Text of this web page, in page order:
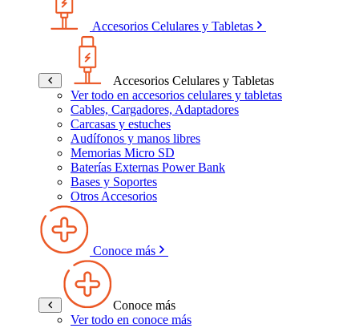
Accesorios Celulares y Tabletas
Accesorios Celulares y Tabletas
Ver todo en accesorios celulares y tabletas
Cables, Cargadores, Adaptadores
Carcasas y estuches
Audífonos y manos libres
Memorias Micro SD
Baterías Externas Power Bank
Bases y Soportes
Otros Accesorios
Conoce más
Conoce más
Ver todo en conoce más